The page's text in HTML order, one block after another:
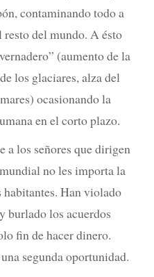
contaminando todo a
del mundo. A ésto
(aumento de la
los glaciares, alza del
ocasionando la
en el corto plazo.
a los señores que dirigen
no les importa la
Han violado
burlado los acuerdos
fin de hacer dinero.
segunda oportunidad.